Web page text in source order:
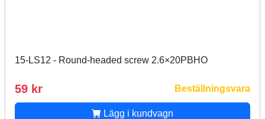
15-LS12 - Round-headed screw 2.6×20PBHO
59 kr Beställningsvara
Lägg i kundvagn